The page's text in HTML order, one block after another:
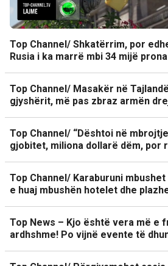
Top Channel/ Shkatërrim, por
Rusia i ka marrë mbi 34 mijë
Top Channel/ Masakër në
gjyshërit, më pas zbraz armën
Top Channel/ “Dështoi në
gjobitet, miliona dollarë dëm, por
Top Channel/ Karaburuni
e huaj mbushën hotelet dhe
Top News – Kjo është vera më e
ardhshme! Po vijnë evente të